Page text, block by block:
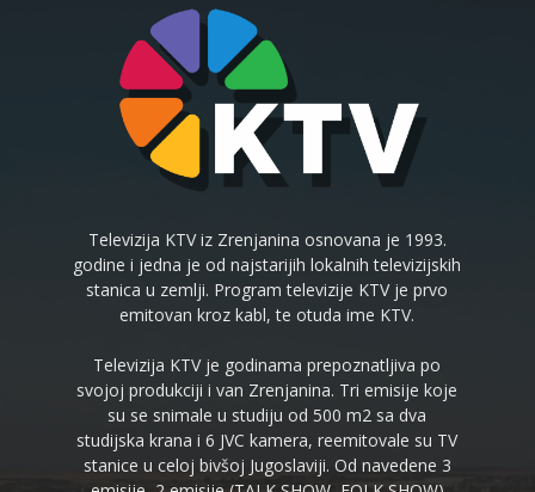
Televizija KTV iz Zrenjanina osnovana je 1993.
godine i jedna je od najstarijih lokalnih televizijskih
stanica u zemlji. Program televizije KTV je prvo
emitovan kroz kabl, te otuda ime KTV.
Televizija KTV je godinama prepoznatljiva po
svojoj produkciji i van Zrenjanina. Tri emisije koje
su se snimale u studiju od 500 m2 sa dva
studijska krana i 6 JVC kamera, reemitovale su TV
stanice u celoj bivšoj Jugoslaviji. Od navedene 3